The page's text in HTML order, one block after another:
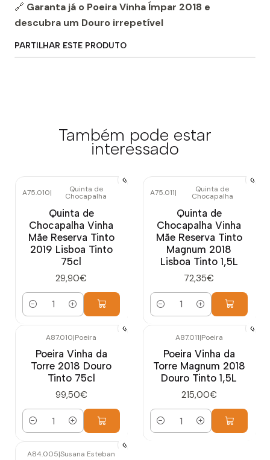
🔗 Garanta já o Poeira Vinha Ímpar 2018 e
descubra um Douro irrepetível
PARTILHAR ESTE PRODUTO
Também pode estar
interessado
A75.010| Quinta de
Chocapalha
Quinta de
Chocapalha Vinha
Mãe Reserva Tinto
2019 Lisboa Tinto
75cl
29,90€
Quantidade
A75.011| Quinta de
Chocapalha
Quinta de
Chocapalha Vinha
Mãe Reserva Tinto
Magnum 2018
Lisboa Tinto 1,5L
72,35€
Quantidade
A87.010|Poeira
Poeira Vinha da
Torre 2018 Douro
Tinto 75cl
99,50€
Quantidade
A87.011|Poeira
Poeira Vinha da
Torre Magnum 2018
Douro Tinto 1,5L
215,00€
Quantidade
A84.005|Susana Esteban